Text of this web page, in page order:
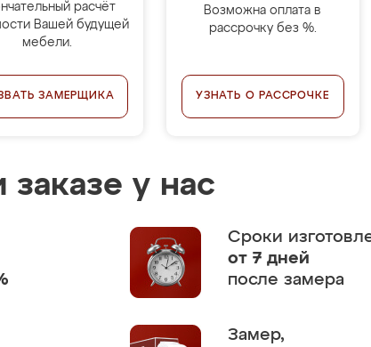
расчёт
Вашей будущей
мебели.
ЗАМЕРЩИКА
Возможна оплата в
рассрочку без %.
УЗНАТЬ О РАССРОЧКЕ
у нас
Сроки
от 7 дней
после замера
Замер,